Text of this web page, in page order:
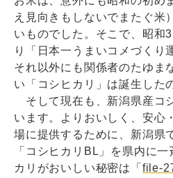
え見向きもしないでまたぐ米
いものでした。そこで、昭和
り「日本一うまいコメづくり
それ以外にも関係者のたゆま
い「コシヒカリ」は誕生した
そして現在も、新潟県産コ
います。よりおいしく、安心
場に提供するために、新潟県
「コシヒカリBL」を県内に
カリがおいしい秘密は「 file-